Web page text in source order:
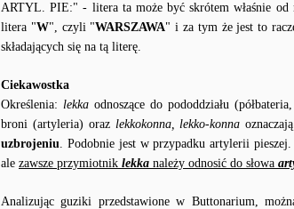
ARTYL. PIE:" - litera ta może być skrótem właśnie od
litera "W", czyli "WARSZAWA" i za tym że jest to
składających się na tą literę.
Ciekawostka
Określenia: lekkaodnoszące do pododdziału
broni (artyleria) oraz lekkokonna, lekko-konna
uzbrojeniu. Podobnie jest w przypadku artylerii
ale zawsze przymiotnik lekka należy odnosić do słowa
Analizując guziki przedstawione w Buttonarium,